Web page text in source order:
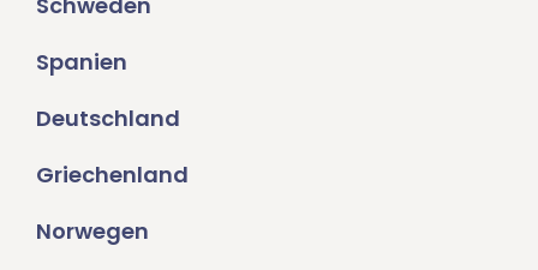
Spanien
Deutschland
Griechenland
Norwegen